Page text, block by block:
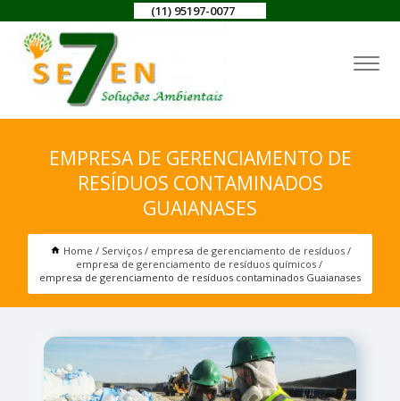
(11) 95197-0077
EMPRESA DE GERENCIAMENTO DE
RESÍDUOS CONTAMINADOS
GUAIANASES
Home Serviços
empresa de gerenciamento de resíduos
empresa de gerenciamento de resíduos químicos
empresa de gerenciamento de resíduos contaminados Guaianases